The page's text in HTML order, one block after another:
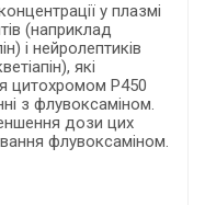
у плазмі
(наприклад
і нейролептиків
які
цитохромом Р450
з флувоксаміном.
дози цих
флувоксаміном.